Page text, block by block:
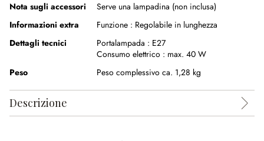
Nota sugli accessori
Serve una lampadina (non inclusa)
Informazioni extra
Funzione : Regolabile in lunghezza
Dettagli tecnici
Portalampada : E27
Consumo elettrico : max. 40 W
Peso
Peso complessivo ca. 1,28 kg
Descrizione